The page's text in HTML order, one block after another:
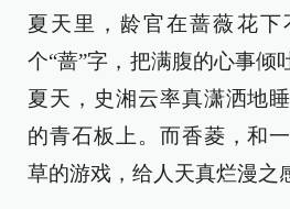
夏天里，龄官在蔷薇花下
个“蔷”字，把满腹的心事倾
夏天，史湘云率真潇洒地
的青石板上。而香菱，和
草的游戏，给人天真烂漫之